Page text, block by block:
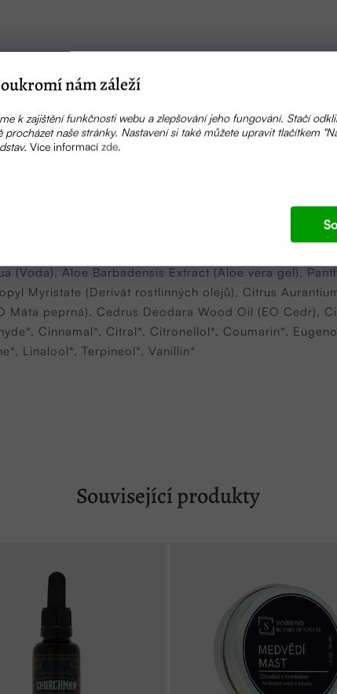
nám záleží
k zajištění funkčnosti webu a zlepšování jeho fungování. Stačí
procházet naše stránky. Nastavení si také můžete upravit tlačítkem
Více informací zde.
po holení na obličej, krk a kontury. Jemně rozetřete
jako lehká, osvěžující vůně.
do +25 °C a nenechávejte na přímém slunečním
(Voda), Aloe Barbadensis Extract (Aloe vera gel),
Myristate (Derivát rostlinných olejů), Citrus
Máta peprná), Cedrus Deodara Wood Oil (EO Cedr),
Cinnamal*, Citral*, Citronellol*, Coumarin*,
Linalool*, Terpineol*, Vanillin*
Související produkty